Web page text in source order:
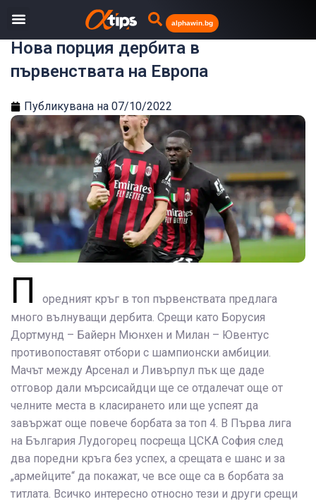
alphawin.bg
Нова порция дербита в
първенствата на Европа
Публикувана на 07/10/2022
П
оредният кръг в топ първенствата предлага
много вълнуващи дербита. Срещи като Борусия
Дортмунд – Байерн Мюнхен и Милан – Ювентус
противопоставят отбори с шампионски амбиции.
Мачът между Арсенал и Ливърпул пък ще даде
отговор дали мърсисайдци ще се отдалечат още от
челните места в класирането или ще успеят да
завържат още повече борбата за топ 4. В Първа лига
на България Лудогорец посреща ЦСКА София след
два поредни кръга без успех, а срещата е шанс и за
„армейците“ да покажат, че все още са в борбата за
титлата. Всичко интересно относно тези и други срещи